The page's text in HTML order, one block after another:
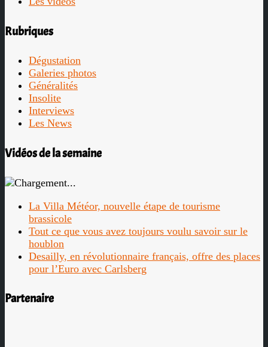
Rubriques
Dégustation
Galeries photos
Généralités
Insolite
Interviews
Les News
Vidéos de la semaine
La Villa Météor, nouvelle étape de tourisme
brassicole
Tout ce que vous avez toujours voulu savoir sur le
houblon
Desailly, en révolutionnaire français, offre des places
pour l’Euro avec Carlsberg
Partenaire